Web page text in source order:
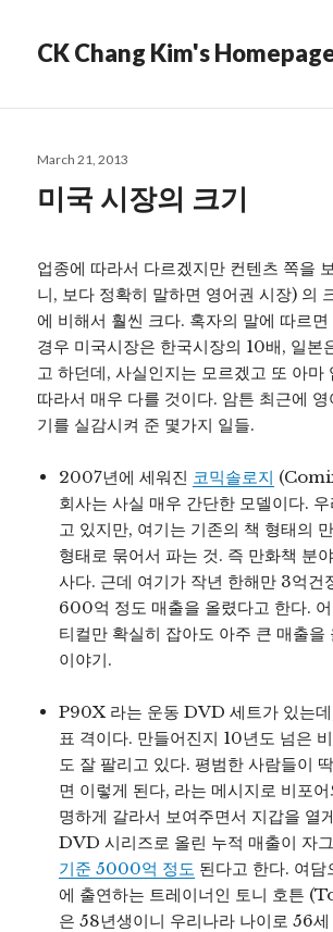
CK Chang Kim's
Posted
March 21, 2013
미국 시장의 크기
업종에 따라서 다르겠지만 컨텐츠 쪽을
니, 보다 정확히 말하면 영어권 시장) 의
에 비해서 훨씬 크다. 혹자의 말에 따르면
경우 미국시장은 한국시장의 10배, 일본
고 하던데, 사실인지는 모르겠고 또 아마
따라서 매우 다를 것이다. 암튼 최근에
기를 실감시켜 준 몇가지 일들.
2007년에 세워진 코믹솔로지
회사는 사실 매우 간단한 모델이다.
고 있지만, 여기는 기존의 책 형태의
형태로 묶어서 파는 것. 즉 만화책 분
사다. 근데 여기가 작년 한해만 3억건
600억 정도 매출을 올렸다고 한다.
티컬만 확실히 잡아도 아주 큰 매출을
이야기.
P90X 라는 운동 DVD 세트가 있는데
표 격이다. 만들어진지 10년도 넘은
도 잘 팔리고 있다. 평범한 사람들이
면 이렇게 된다, 라는 메시지로 비포
명하게 갈라서 보여주면서 지갑을 열
DVD 시리즈로 올린 누적 매출이 자
기준 5000억 정도 된다고 한다. 여
에 출연하는 트레이너인 토니 호튼
은 58년생이니 우리나라 나이로 56